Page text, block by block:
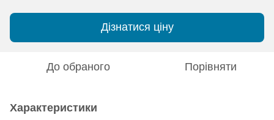
Дізнатися ціну
До обраного Порівняти
Характеристики